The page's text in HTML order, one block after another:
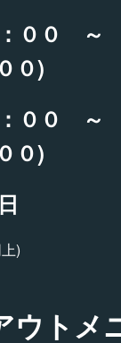
００ ～
０)
０ ～
０)
)
ウトメ